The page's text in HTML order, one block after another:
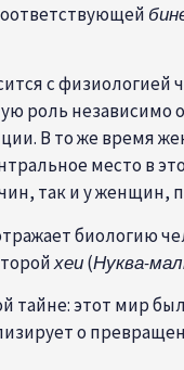
с физиологией
роль независимо
В то же время
место в
так и у женщин,
биологию
хеи(Нуква-
тайне: этот мир
о